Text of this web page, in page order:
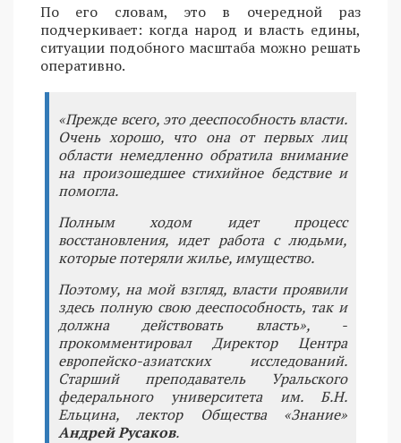
По его словам, это в очередной раз
подчеркивает: когда народ и власть едины,
ситуации подобного масштаба можно решать
оперативно.
«Прежде всего, это дееспособность власти.
Очень хорошо, что она от первых лиц
области немедленно обратила внимание
на произошедшее стихийное бедствие и
помогла.
Полным ходом идет процесс
восстановления, идет работа с людьми,
которые потеряли жилье, имущество.
Поэтому, на мой взгляд, власти проявили
здесь полную свою дееспособность, так и
должна действовать власть», -
прокомментировал Директор Центра
европейско-азиатских исследований.
Старший преподаватель Уральского
федерального университета им. Б.Н.
Ельцина, лектор Общества «Знание»
Андрей Русаков.